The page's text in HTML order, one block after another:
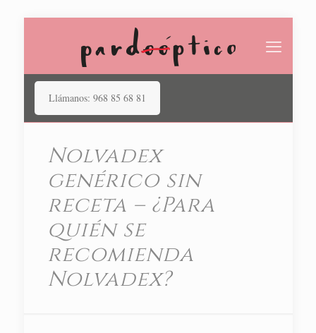
Llámanos: 968 85 68 81
Nolvadex
genérico sin
receta – ¿Para
quién se
recomienda
Nolvadex?